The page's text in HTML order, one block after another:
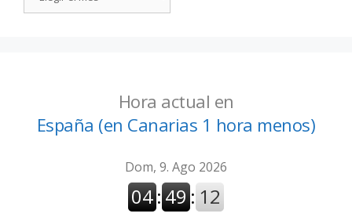
Hora actual en
España (en Canarias 1 hora menos)